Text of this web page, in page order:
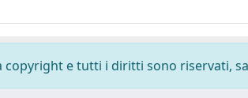
e tutti i diritti sono riservati,